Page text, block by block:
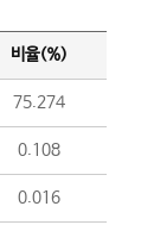
비율(%)
75.274
0.108
0.016